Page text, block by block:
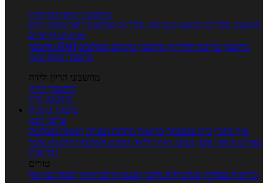
מחשבוני תזונה ובריאות
מחשבון קלוריות מחשבון שריפת קלוריות מחשבון דופק מטרה יחס
מותניים לירכיים
מחשבון BMI
מחשבון צריכת קלוריות מחשבון מינונים מומלצים
מחשבון אחוז שומן
מחשבוני הריון ולידה
מחשבון הריון
מחשבון ביוץ
כתבות כתבות
ערוצי תוכן
איך להכין בית ומשפחה בריאות מחלות ובעיות רפואה משלימה
ספורט וכושר גופני נשים, הריון ולידה טיפים והמלצות חדשות אוכל
ובריאות
טורים
בריאות בצלחת טעים ללא גלוטן טבעונות לבריאות לבשל כמו שף